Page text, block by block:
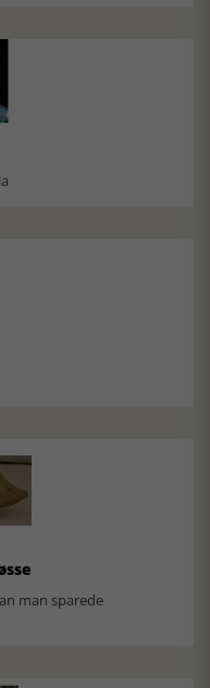
man sparede